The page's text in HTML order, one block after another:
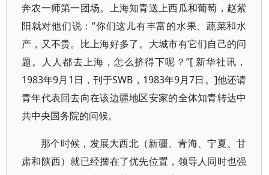
奔农一师第一团场。上海知青送上西瓜和葡萄，赵紫
阳就对他们说：“你们这儿有丰富的水果、蔬菜和水
产，又不贵。比上海好多了。大城市有它们自己的问
题。人人都去上海，怎么挤得下呢？”[ 新华社讯，
1983年9月1日，刊于SWB，1983年9月7日。]他还请
青年代表回去向在该边疆地区安家的全体知青转达中
共中央国务院的问候。
那个时候，发展大西北（新疆、青海、宁夏、甘
肃和陕西）就已经摆在了优先位置，领导人同时也强